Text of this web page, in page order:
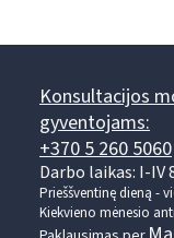
Konsultacijos
gyventojams:
+370 5 260 5060
Darbo laikas: I-IV
Prieššventinę dieną -
Kiekvieno mėnesio